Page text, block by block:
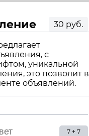
30 руб.
с
уникальной
это позволит
объявлений.
7 + 7